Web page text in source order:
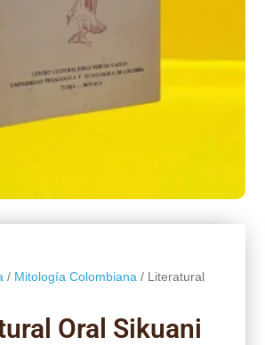
/ Mitología Colombiana / Literatural
Oral Sikuani